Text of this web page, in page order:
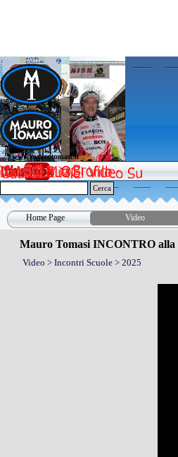
www.maurotomasi.it
www.maurotomasi.it
Cerca
Home Page Video
Mauro Tomasi INCONTRO alla
Video > Incontri Scuole > 2025